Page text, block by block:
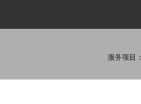
服务项目：